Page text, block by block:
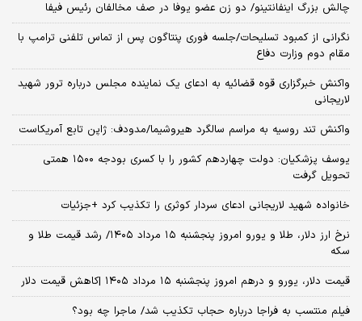
چالش بزرگ اینفانتینو/ دو زن عضو یوفا در صف مخالفان رئیس فیفا
نگرانی از کمبود تسلیحات/جلسه فوری پنتاگون پس از تماس تلفنی ترامپ با
مقام دوم وزارت دفاع
واکنش خبرگزاری قوه قضائیه به ادعای یک نماینده مجلس درباره ترور شهید
لاریجانی
واکنش تند روسیه به مراسم سالگرد هیروشیما/مدودف: ژاپن تابع آمریکاست
یوسف پزشکیان: دولت چهاردهم کشور را با کسری بودجه ۱۵۰۰ همتی
تحویل گرفت
خانواده شهید لاریجانی ادعای سردار کوثری را تکذیب کرد +جزئیات
نرخ ارز دلار، طلا و یورو امروز پنجشنبه ۱۵ مرداد ۱۴۰۵/ رشد قیمت طلا و
سکه
قیمت دلار، یورو و درهم امروز پنجشنبه ۱۵ مرداد ۱۴۰۵ |کاهش قیمت دلار
فیلم منتسب به فراجا درباره حجاب تکذیب شد/ ماجرا چه بود؟